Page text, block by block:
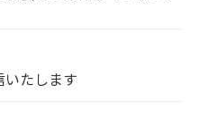
たします